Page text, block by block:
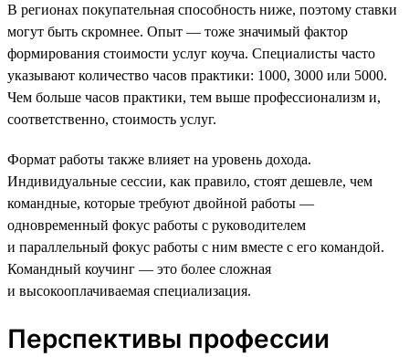
В регионах покупательная способность ниже, поэтому ставки
могут быть скромнее. Опыт — тоже значимый фактор
формирования стоимости услуг коуча. Специалисты часто
указывают количество часов практики: 1000, 3000 или 5000.
Чем больше часов практики, тем выше профессионализм и,
соответственно, стоимость услуг.
Формат работы также влияет на уровень дохода.
Индивидуальные сессии, как правило, стоят дешевле, чем
командные, которые требуют двойной работы —
одновременный фокус работы с руководителем
и параллельный фокус работы с ним вместе с его командой.
Командный коучинг — это более сложная
и высокооплачиваемая специализация.
Перспективы профессии